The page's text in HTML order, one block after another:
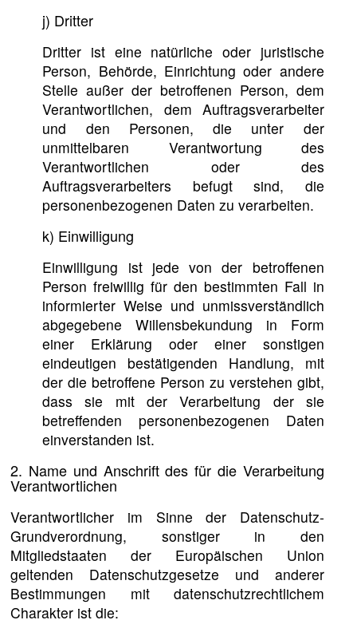
j) Dritter
Dritter ist eine natürliche oder juristische
Person, Behörde, Einrichtung oder andere
Stelle außer der betroffenen Person, dem
Verantwortlichen, dem Auftragsverarbeiter
und den Personen, die unter der
unmittelbaren Verantwortung des
Verantwortlichen oder des
Auftragsverarbeiters befugt sind, die
personenbezogenen Daten zu verarbeiten.
k) Einwilligung
Einwilligung ist jede von der betroffenen
Person freiwillig für den bestimmten Fall in
informierter Weise und unmissverständlich
abgegebene Willensbekundung in Form
einer Erklärung oder einer sonstigen
eindeutigen bestätigenden Handlung, mit
der die betroffene Person zu verstehen gibt,
dass sie mit der Verarbeitung der sie
betreffenden personenbezogenen Daten
einverstanden ist.
2. Name und Anschrift des für die Verarbeitung
Verantwortlichen
Verantwortlicher im Sinne der Datenschutz-
Grundverordnung, sonstiger in den
Mitgliedstaaten der Europäischen Union
geltenden Datenschutzgesetze und anderer
Bestimmungen mit datenschutzrechtlichem
Charakter ist die: